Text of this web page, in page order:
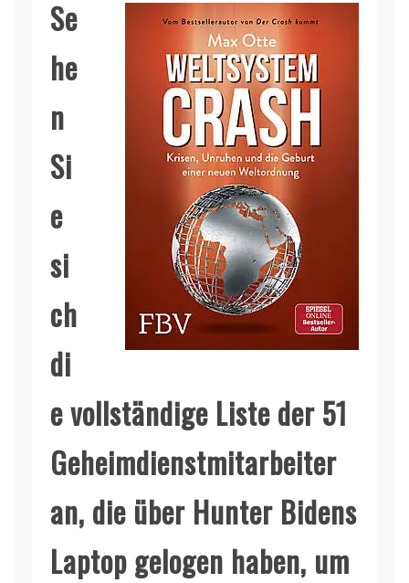
Se
he
n
Si
e
si
ch
di
e vollständige Liste der 51
Geheimdienstmitarbeiter
an, die über Hunter Bidens
Laptop gelogen haben, um